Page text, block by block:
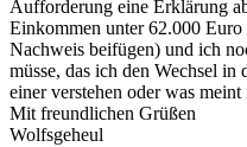
Aufforderung eine Erklärung
Einkommen unter 62.000
Nachweis beifügen) und ich
müsse, das ich den Wechsel in
einer verstehen oder was meint
Mit freundlichen Grüßen
Wolfsgeheul